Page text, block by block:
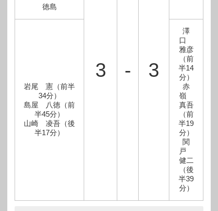
徳島
3 - 3
岩尾 憲（前半
34分）
島屋 八徳（前
半45分）
山崎 凌吾（後
半17分）
澤
口
雅彦
（前
半14
分）
赤
嶺
真吾
（前
半19
分）
関
戸
健二
（後
半39
分）